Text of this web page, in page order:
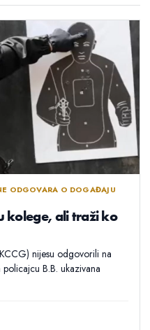
ODGOVARA O DOGAĐAJU
kolege, ali traži ko
nijesu odgovorili na
B.B. ukazivana